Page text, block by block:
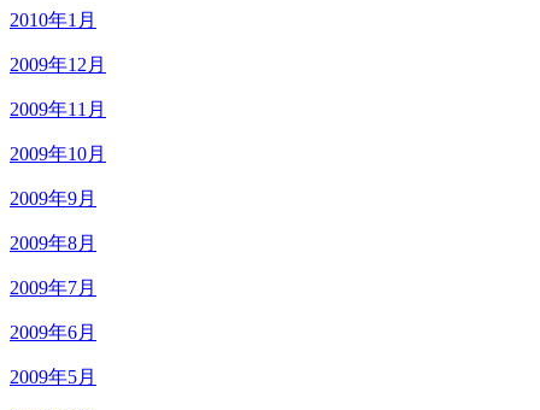
2010年1月
2009年12月
2009年11月
2009年10月
2009年9月
2009年8月
2009年7月
2009年6月
2009年5月